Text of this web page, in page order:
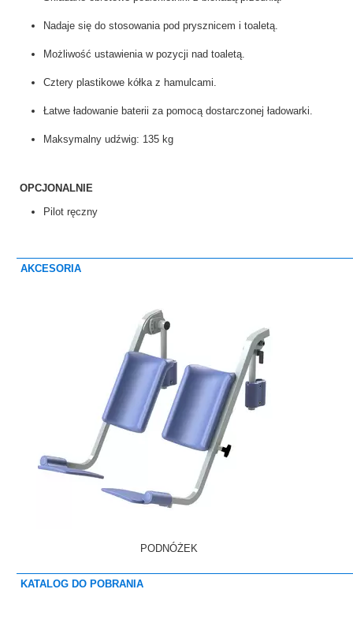
KATALOG DO POBRANIA
PODNÓŻEK
MEBLE WIĘZIENNE-cs ARMATURA
AKCESORIA
Nadaje się do stosowania pod prysznicem i toaletą.
Możliwość ustawienia w pozycji nad toaletą.
Cztery plastikowe kółka z hamulcami.
Łatwe ładowanie baterii za pomocą dostarczonej ładowarki.
Maksymalny udźwig: 135 kg
OPCJONALNIE
Pilot ręczny